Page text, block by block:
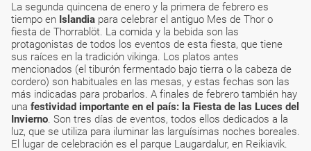
La segunda quincena de enero y la primera de febrero es
tiempo en Islandia para celebrar el antiguo Mes de Thor o
fiesta de Thorrablöt. La comida y la bebida son las
protagonistas de todos los eventos de esta fiesta, que tiene
sus raíces en la tradición vikinga. Los platos antes
mencionados (el tiburón fermentado bajo tierra o la cabeza de
cordero) son habituales en las mesas, y estas fechas son las
más indicadas para probarlos. A finales de febrero también hay
una festividad importante en el país: la Fiesta de las Luces del
Invierno. Son tres días de eventos, todos ellos dedicados a la
luz, que se utiliza para iluminar las larguísimas noches boreales.
El lugar de celebración es el parque Laugardalur, en Reikiavik.